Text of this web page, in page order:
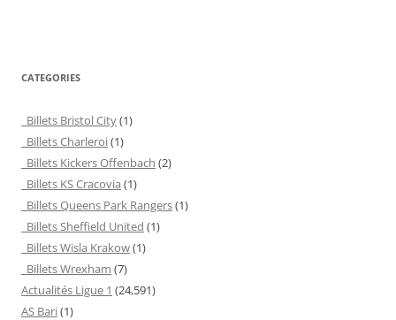
CATEGORIES
Billets Bristol City(1)
Billets Charleroi(1)
Billets Kickers Offenbach (2)
Billets KS Cracovia (1)
Billets Queens Park Rangers(1)
Billets Sheffield United (1)
Billets Wisla Krakow(1)
Billets Wrexham (7)
Actualités Ligue 1 (24,591)
AS Bari(1)